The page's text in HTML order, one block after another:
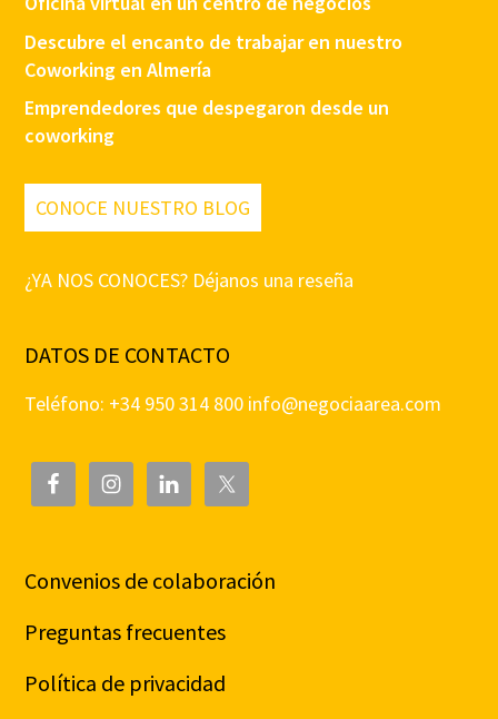
Descubre el encanto de trabajar en nuestro
Coworking en Almería
Emprendedores que despegaron desde un
coworking
CONOCE NUESTRO BLOG
¿YA NOS CONOCES? Déjanos una reseña
DATOS DE CONTACTO
Teléfono: +34 950 314 800 info@negociaarea.com
Convenios de colaboración
Preguntas frecuentes
Política de privacidad